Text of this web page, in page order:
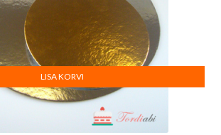
LISA KORVI